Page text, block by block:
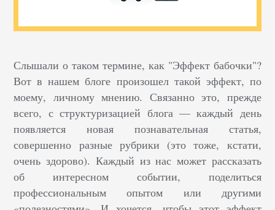
Слышали о таком термине, как "Эффект бабочки"?
Вот в нашем блоге произошел такой эффект, по
моему, личному мнению. Связанно это, прежде
всего, с структуризацией блога — каждый день
появляется новая познавательная статья,
совершенно разные рубрики (это тоже, кстати,
очень здорово). Каждый из нас может рассказать
об интересном событии, поделиться
профессиональным опытом или другими